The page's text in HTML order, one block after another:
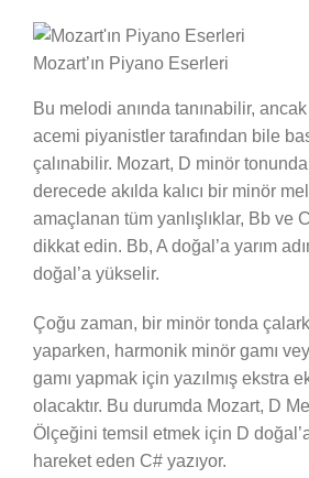
Mozart’ın Piyano Eserleri
Bu melodi anında tanınabilir,
acemi piyanistler tarafından bile
çalınabilir. Mozart, D minör
derecede akılda kalıcı bir minör
amaçlanan tüm yanlışlıklar, Bb ve
dikkat edin. Bb, A doğal’a yarım
doğal’a yükselir.
Çoğu zaman, bir minör tonda
yaparken, harmonik minör gamı
gamı ​​yapmak için yazılmış ekstra
olacaktır. Bu durumda Mozart, D
Ölçeğini temsil etmek için D
hareket eden C# yazıyor.